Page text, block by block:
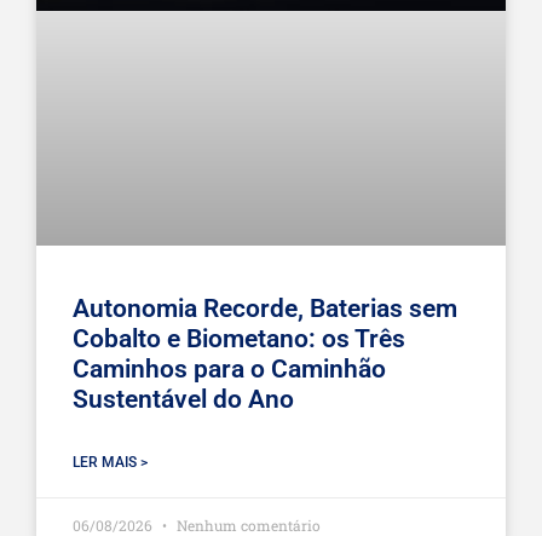
Autonomia Recorde, Baterias sem
Cobalto e Biometano: os Três
Caminhos para o Caminhão
Sustentável do Ano
LER MAIS >
06/08/2026 Nenhum comentário